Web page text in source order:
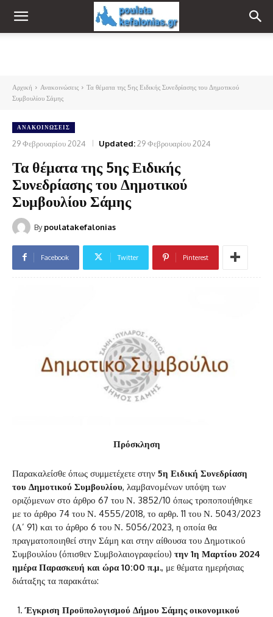
Αρχική Ανακοινώσεις
Τα θέματα της 5ης Ειδικής Συνεδρίασης του Δημοτικού
Συμβουλίου Σάμης
ΑΝΑΚΟΙΝΏΣΕΙΣ
29 Φεβρουαρίου 2024 Updated:29 Φεβρουαρίου 2024
Τα θέματα της 5ης Ειδικής
Συνεδρίασης του Δημοτικού
Συμβουλίου Σάμης
By poulatakefalonias
Facebook Twitter Pinterest
Πρόσκληση
Παρακαλείσθε όπως συμμετέχετε στην 5η Ειδική Συνεδρίαση
του Δημοτικού Συμβουλίου, λαμβανομένων υπόψη των
οριζόμενων στο άρθρο 67 του Ν. 3852/10 όπως τροποποιήθηκε
με το άρθρο 74 του Ν. 4555/2018, το αρθρ. 11 του Ν. 5043/2023
(Α’ 91) και το άρθρο 6 του Ν. 5056/2023, η οποία θα
πραγματοποιηθεί στην Σάμη και στην αίθουσα του Δημοτικού
Συμβουλίου (όπισθεν Συμβολαιογραφείου) την 1η Μαρτίου 2024
ημέρα Παρασκευή και ώρα 10:00 π.μ., με θέματα ημερήσιας
διάταξης τα παρακάτω:
Έγκριση Προϋπολογισμού Δήμου Σάμης οικονομικού